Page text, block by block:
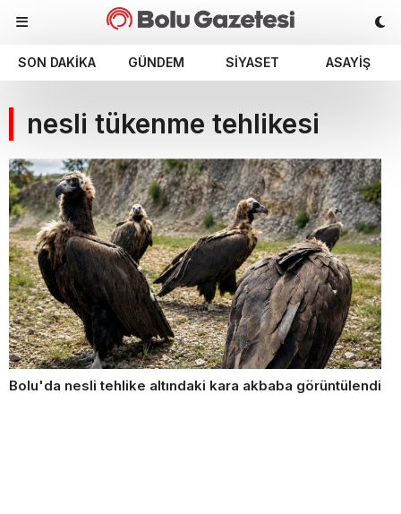
SON DAKIKA GÜNDEM SIYASET ASAYIŞ
nesli tükenme tehlikesi
Bolu'da nesli tehlike altındaki kara akbaba görüntülendi